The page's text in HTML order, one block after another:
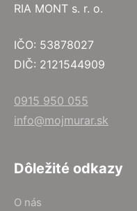
RIA MONT s. r. o.
IČO: 53878027
DIČ: 2121544909
0915 950 055
info@mojmurar.sk
Dôležité odkazy
O nás